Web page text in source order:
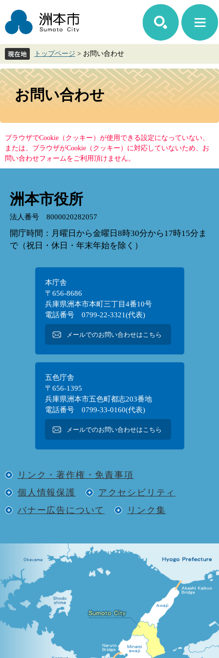
ジ
先
で
す。
ュ
を
ば
し
て
トップページ > お問い合わせ
本
文
お問い合わせ
ブラウザでCookie（クッキー）が使用できる設定になっていない、
または、ブラウザがCookie（クッキー）に対応していないため、お
問い合わせフォームをご利用頂けません。
洲本市役所
法人番号 8000020282057
開庁時間：月曜日から金曜日8時30分から17時15分ま
で（祝日・休日・年末年始を除く）
本庁舎
〒656-8686
兵庫県洲本市本町三丁目4番10号
電話番号 0799-22-3321(代表)
メールでのお問い合わせはこちら
五色庁舎
〒656-1395
兵庫県洲本市五色町都志203番地
電話番号 0799-33-0160(代表)
メールでのお問い合わせはこちら
リンク・著作権・免責事項
個人情報保護
アクセシビリティ
バナー広告について
リンク集